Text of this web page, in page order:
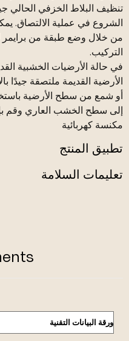
تنظيف البلاط الخزفي الحالي
الشروع في عملية الالتصاق.
التركيب.
في حالة الأرضيات الخشبية
الأرضية القديمة ملتصقة جيدًا
أو شمع من سطح الأرضية
إلى سطح الخشب العاري وقم
مكنسة كهربائية
تطبيق المنتج
تعليمات السلامة
ورقة البيانات التقنية